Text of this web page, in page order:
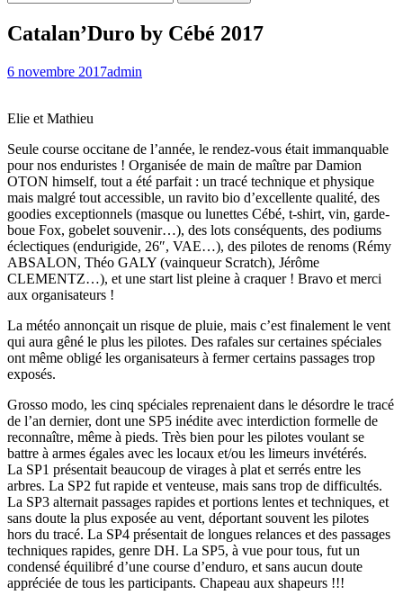
Catalan’Duro by Cébé 2017
6 novembre 2017admin
Elie et Mathieu
Seule course occitane de l’année, le rendez-vous était immanquable
pour nos enduristes ! Organisée de main de maître par Damion
OTON himself, tout a été parfait : un tracé technique et physique
mais malgré tout accessible, un ravito bio d’excellente qualité, des
goodies exceptionnels (masque ou lunettes Cébé, t-shirt, vin, garde-
boue Fox, gobelet souvenir…), des lots conséquents, des podiums
éclectiques (endurigide, 26″, VAE…), des pilotes de renoms (Rémy
ABSALON, Théo GALY (vainqueur Scratch), Jérôme
CLEMENTZ…), et une start list pleine à craquer ! Bravo et merci
aux organisateurs !
La météo annonçait un risque de pluie, mais c’est finalement le vent
qui aura gêné le plus les pilotes. Des rafales sur certaines spéciales
ont même obligé les organisateurs à fermer certains passages trop
exposés.
Grosso modo, les cinq spéciales reprenaient dans le désordre le tracé
de l’an dernier, dont une SP5 inédite avec interdiction formelle de
reconnaître, même à pieds. Très bien pour les pilotes voulant se
battre à armes égales avec les locaux et/ou les limeurs invétérés.
La SP1 présentait beaucoup de virages à plat et serrés entre les
arbres. La SP2 fut rapide et venteuse, mais sans trop de difficultés.
La SP3 alternait passages rapides et portions lentes et techniques, et
sans doute la plus exposée au vent, déportant souvent les pilotes
hors du tracé. La SP4 présentait de longues relances et des passages
techniques rapides, genre DH. La SP5, à vue pour tous, fut un
condensé équilibré d’une course d’enduro, et sans aucun doute
appréciée de tous les participants. Chapeau aux shapeurs !!!